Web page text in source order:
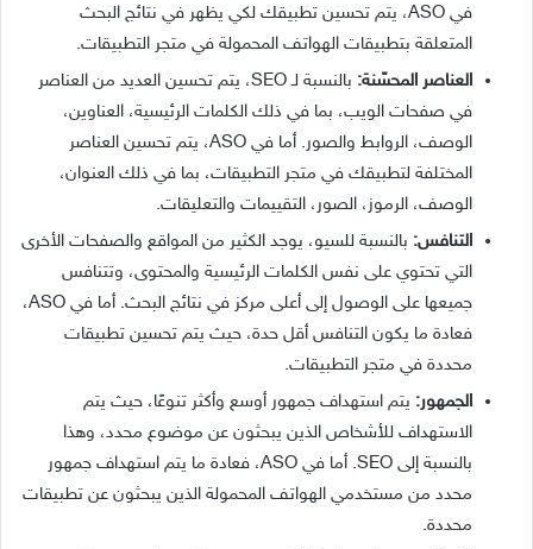
في ASO، يتم تحسين تطبيقك لكي يظهر في نتائج البحث
المتعلقة بتطبيقات الهواتف المحمولة في متجر التطبيقات.
العناصر المحسّنة:
بالنسبة لـ SEO، يتم تحسين العديد من العناصر
في صفحات الويب، بما في ذلك الكلمات الرئيسية، العناوين،
الوصف، الروابط والصور. أما في ASO، يتم تحسين العناصر
المختلفة لتطبيقك في متجر التطبيقات، بما في ذلك العنوان،
الوصف، الرموز، الصور، التقييمات والتعليقات.
التنافس: بالنسبة للسيو، يوجد الكثير من المواقع والصفحات الأخرى
التي تحتوي على نفس الكلمات الرئيسية والمحتوى، وتتنافس
جميعها على الوصول إلى أعلى مركز في نتائج البحث. أما في ASO،
فعادة ما يكون التنافس أقل حدة، حيث يتم تحسين تطبيقات
محددة في متجر التطبيقات.
الجمهور: يتم استهداف جمهور أوسع وأكثر تنوعًا، حيث يتم
الاستهداف للأشخاص الذين يبحثون عن موضوع محدد، وهذا
بالنسبة إلى SEO. أما في ASO، فعادة ما يتم استهداف جمهور
محدد من مستخدمي الهواتف المحمولة الذين يبحثون عن تطبيقات
محددة.